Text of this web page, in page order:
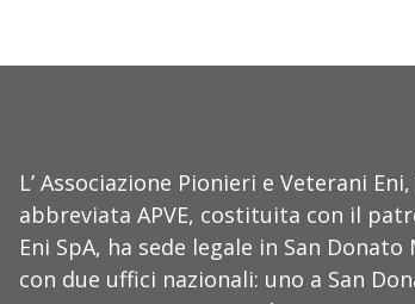
L’ Associazione Pionieri e Veterani
abbreviata APVE, costituita con il
Eni SpA, ha sede legale in San Donato
con due uffici nazionali: uno a San